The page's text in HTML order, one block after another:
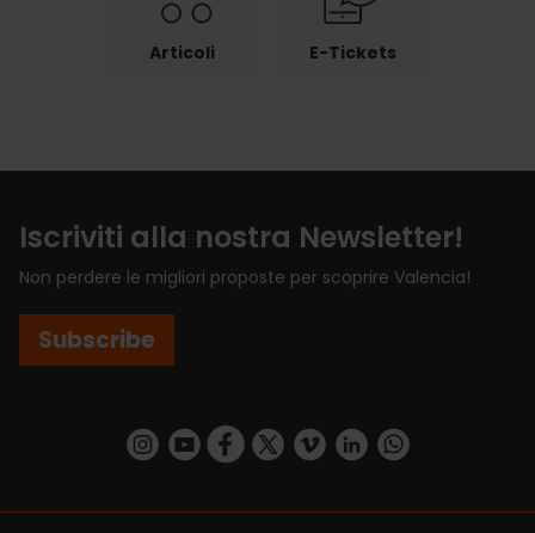
Articoli E-Tickets
Iscriviti alla nostra Newsletter!
Non perdere le migliori proposte per scoprire Valencia!
Subscribe
https://www.instagram.com/visit_valencia/
https://www.youtube.com/user/
https://www.facebook.com/
https://twitter.com/VisitaValencia
https://vimeo.com/
https://www.linkedin.com/company/turismo-valencia/https://api.whatsapp.com/send/